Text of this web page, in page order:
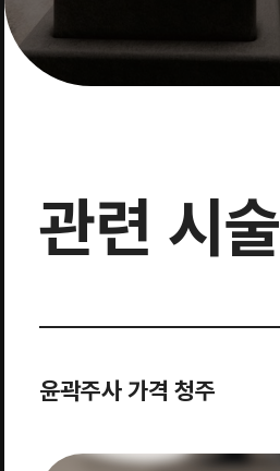
관련 시술
윤곽주사 가격 청주